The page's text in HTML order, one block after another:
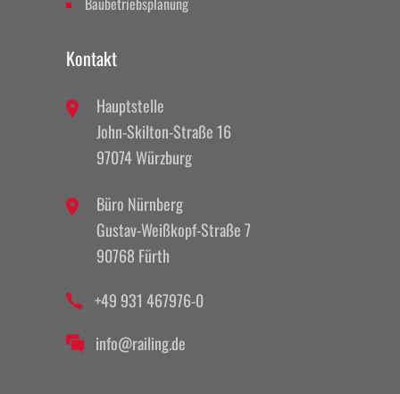
Kontakt
Hauptstelle
John-Skilton-Straße 16
97074 Würzburg
Büro Nürnberg
Gustav-Weißkopf-Straße 7
90768 Fürth
+49 931 467976-0
info@railing.de